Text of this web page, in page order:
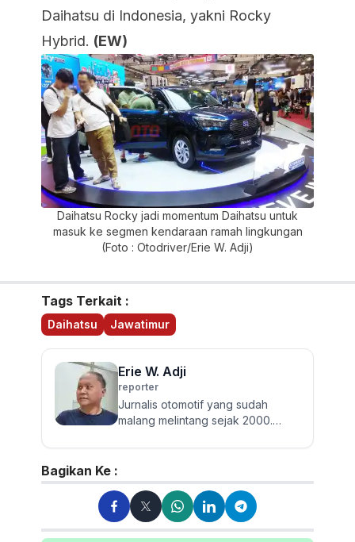
Daihatsu di Indonesia, yakni Rocky
Hybrid. (EW)
Daihatsu Rocky jadi momentum Daihatsu untuk
masuk ke segmen kendaraan ramah lingkungan
(Foto : Otodriver/Erie W. Adji)
Tags Terkait :
Daihatsu Jawatimur
Erie W. Adji
reporter
Jurnalis otomotif yang sudah
malang melintang sejak 2000.
seputar roda empat dari mobil
Bagikan Ke :